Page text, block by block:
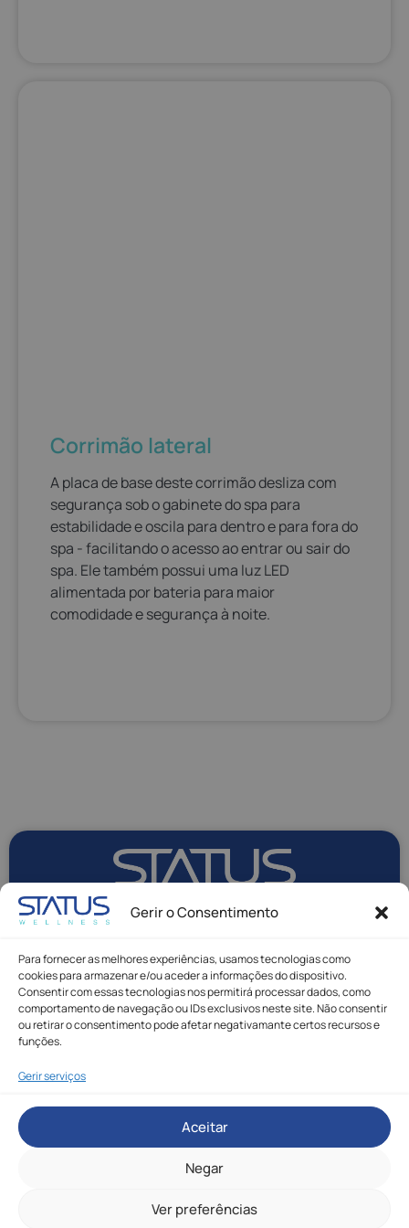
Gerir o Consentimento
Para fornecer as melhores experiências, usamos tecnologias como
cookies para armazenar e/ou aceder a informações do dispositivo.
Consentir com essas tecnologias nos permitirá processar dados, como
comportamento de navegação ou IDs exclusivos neste site. Não consentir
ou retirar o consentimento pode afetar negativamante certos recursos e
funções.
Gerir serviços
Aceitar
Negar
Ver preferências
Corrimão lateral
A placa de base deste corrimão desliza com
segurança sob o gabinete do spa para
estabilidade e oscila para dentro e para fora do
spa - facilitando o acesso ao entrar ou sair do
spa. Ele também possui uma luz LED
alimentada por bateria para maior
comodidade e segurança à noite.
Status Wellness © Todos os direitos reservados.